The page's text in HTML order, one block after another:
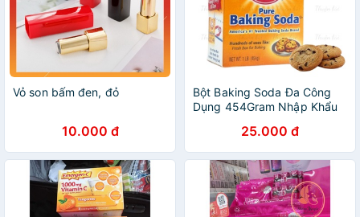
Vỏ son bấm đen, đỏ
10.000 đ
Bột Baking Soda Đa Công
Dụng 454Gram Nhập Khẩu
diệt khuẩn, tẩy rửa, chăm
sóc da, bột làm bánh
25.000 đ